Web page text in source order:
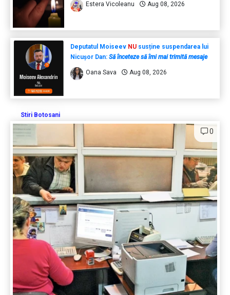
Estera Vicoleanu Aug 08, 2026
Deputatul Moiseev NU susține suspendarea lui
Nicușor Dan: Să înceteze să îmi mai trimită mesaje
Oana Sava Aug 08, 2026
Stiri Botosani
0